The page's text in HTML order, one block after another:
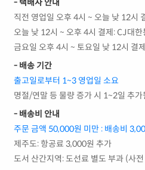
- 택배사 안내
직전 영업일 오후 4시 ~ 오늘 낮 12시
오늘 낮 12시 ~ 오후 4시 결제: CJ대한
금요일 오후 4시 ~ 토요일 낮 12시 결
- 배송 기간
출고일로부터 1~3 영업일 소요
명절/연말 등 물량 증가 시 1~2일 추가
- 배송비 안내
주문 금액 50,000원 미만 : 배송비
제주도: 항공료 3,000원 추가
도서 산간지역: 도선료 별도 부과 (사